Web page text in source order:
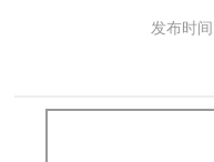
发布时